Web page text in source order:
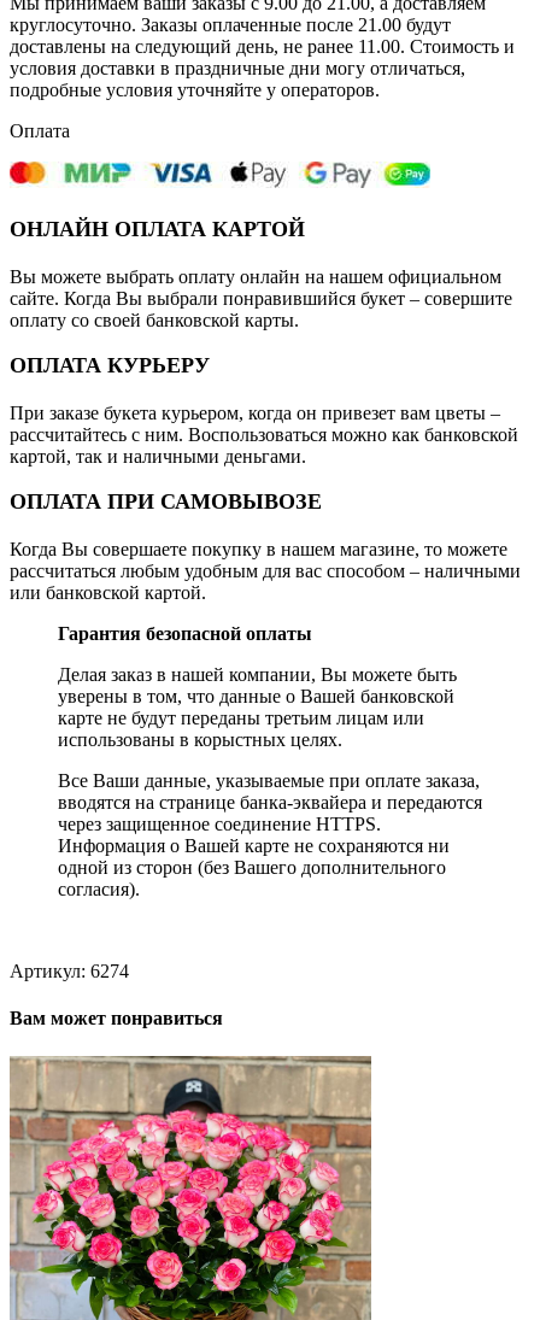
круглосуточно. Заказы оплаченные после 21.00 будут
доставлены на следующий день, не ранее 11.00. Стоимость и
условия доставки в праздничные дни могу отличаться,
подробные условия уточняйте у операторов.
Оплата
ОНЛАЙН ОПЛАТА КАРТОЙ
Вы можете выбрать оплату онлайн на нашем официальном
сайте. Когда Вы выбрали понравившийся букет – совершите
оплату со своей банковской карты.
ОПЛАТА КУРЬЕРУ
При заказе букета курьером, когда он привезет вам цветы –
рассчитайтесь с ним. Воспользоваться можно как банковской
картой, так и наличными деньгами.
ОПЛАТА ПРИ САМОВЫВОЗЕ
Когда Вы совершаете покупку в нашем магазине, то можете
рассчитаться любым удобным для вас способом – наличными
или банковской картой.
Гарантия безопасной оплаты
Делая заказ в нашей компании, Вы можете быть
уверены в том, что данные о Вашей банковской
карте не будут переданы третьим лицам или
использованы в корыстных целях.
Все Ваши данные, указываемые при оплате заказа,
вводятся на странице банка-эквайера и передаются
через защищенное соединение HTTPS.
Информация о Вашей карте не сохраняются ни
одной из сторон (без Вашего дополнительного
согласия).
Артикул: 6274
Вам может понравиться